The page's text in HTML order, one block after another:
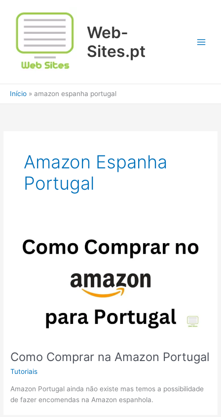
conteúdo
Web-
Sites.pt
Início amazon espanha portugal
Amazon Espanha
Portugal
Como Comprar na Amazon Portugal
Tutoriais
Amazon Portugal ainda não existe mas temos a possibilidade
de fazer encomendas na Amazon espanhola.